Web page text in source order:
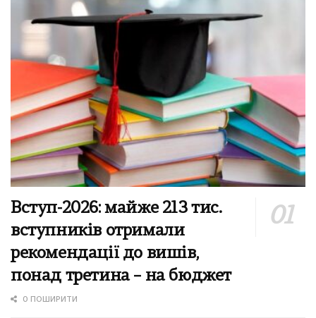
Вступ-2026: майже 213 тис.
вступників отримали
рекомендації до вишів,
понад третина – на бюджет
0 ПОШИРИТИ